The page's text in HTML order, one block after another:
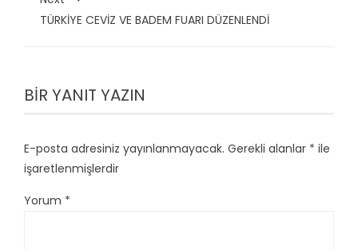
TÜRKİYE CEVİZ VE BADEM FUARI DÜZENLENDİ
BIR YANIT YAZIN
E-posta adresiniz yayınlanmayacak. Gerekli alanlar * ile
işaretlenmişlerdir
Yorum *